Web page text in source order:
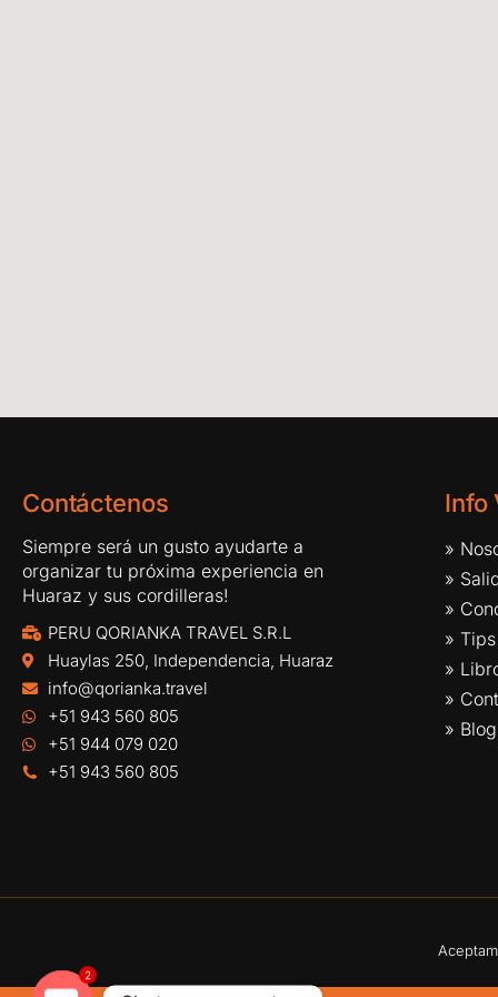
Contáctenos
Siempre será un gusto ayudarte a
organizar tu próxima experiencia en
Huaraz y sus cordilleras!
PERU QORIANKA TRAVEL S.R.L
Huaylas 250, Independencia, Huaraz
info@qorianka.travel
+51 943 560 805
+51 944 079 020
+51 943 560 805
Info
»
»
»
»
»
»
» Blog
2